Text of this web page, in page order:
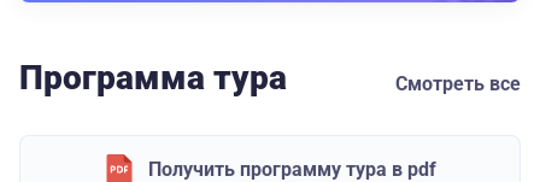
Программа тура Смотреть все
Получить программу тура в pdf